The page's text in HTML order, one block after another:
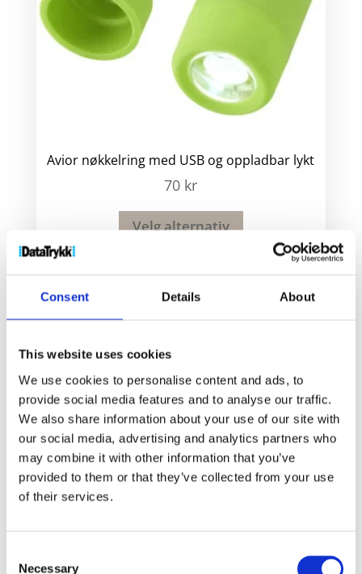
Consent Details About
This website uses cookies
We use cookies to personalise content and ads, to
provide social media features and to analyse our traffic.
We also share information about your use of our site with
our social media, advertising and analytics partners who
may combine it with other information that you’ve
provided to them or that they’ve collected from your use
of their services.
Selection
Necessary
Avior nøkkelring med USB og oppladbar lykt
70 kr
Velg alternativ